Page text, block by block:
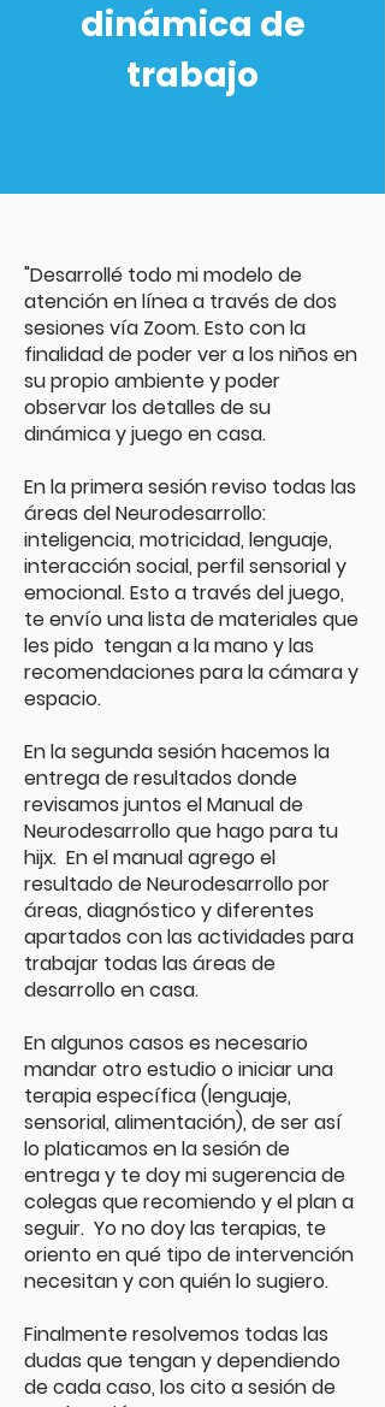
dinámica de
trabajo
"Desarrollé todo mi modelo de
atención en línea a través de dos
sesiones vía Zoom. Esto con la
finalidad de poder ver a los niños en
su propio ambiente y poder
observar los detalles de su
dinámica y juego en casa.
En la primera sesión reviso todas las
áreas del Neurodesarrollo:
inteligencia, motricidad, lenguaje,
interacción social, perfil sensorial y
emocional. Esto a través del juego,
te envío una lista de materiales que
les pido tengan a la mano y las
recomendaciones para la cámara y
espacio.
En la segunda sesión hacemos la
entrega de resultados donde
revisamos juntos el Manual de
Neurodesarrollo que hago para tu
hijx. En el manual agrego el
resultado de Neurodesarrollo por
áreas, diagnóstico y diferentes
apartados con las actividades para
trabajar todas las áreas de
desarrollo en casa.
En algunos casos es necesario
mandar otro estudio o iniciar una
terapia específica (lenguaje,
sensorial, alimentación), de ser así
lo platicamos en la sesión de
entrega y te doy mi sugerencia de
colegas que recomiendo y el plan a
seguir. Yo no doy las terapias, te
oriento en qué tipo de intervención
necesitan y con quién lo sugiero.
Finalmente resolvemos todas las
dudas que tengan y dependiendo
de cada caso, los cito a sesión de